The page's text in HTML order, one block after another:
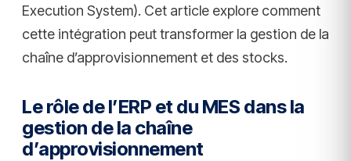
Execution System). Cet article explore comment
cette intégration peut transformer la gestion de la
chaîne d’approvisionnement et des stocks.
Le rôle de l’ERP et du MES dans la
gestion de la chaîne
d’approvisionnement